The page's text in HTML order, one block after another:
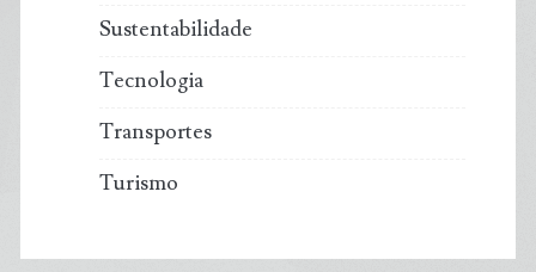
Sustentabilidade
Tecnologia
Transportes
Turismo